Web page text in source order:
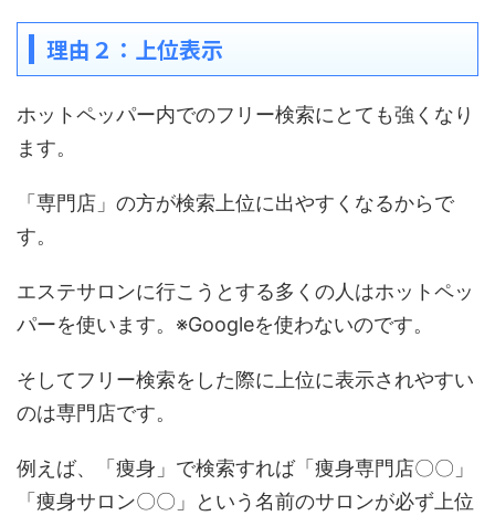
理由２：上位表示
ホットペッパー内でのフリー検索にとても強くなり
ます。
「専門店」の方が検索上位に出やすくなるからで
す。
エステサロンに行こうとする多くの人はホットペッ
パーを使います。※Googleを使わないのです。
そしてフリー検索をした際に上位に表示されやすい
のは専門店です。
例えば、「痩身」で検索すれば「痩身専門店〇〇」
「痩身サロン〇〇」という名前のサロンが必ず上位